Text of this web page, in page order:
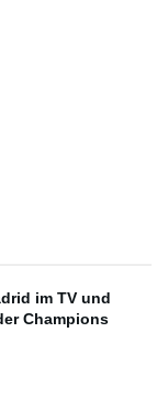
im TV und
Champions